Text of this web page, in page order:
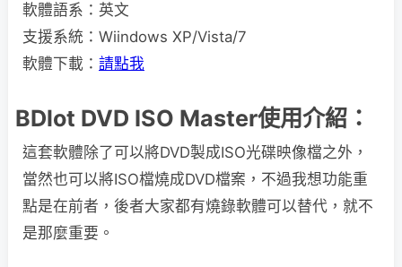
軟體語系：英文
支援系統：Wiindows XP/Vista/7
軟體下載： 請點我
BDlot DVD ISO Master使用介紹：
這套軟體除了可以將DVD製成ISO光碟映像檔之外，
當然也可以將ISO檔燒成DVD檔案，不過我想功能重
點是在前者，後者大家都有燒錄軟體可以替代，就不
是那麼重要。